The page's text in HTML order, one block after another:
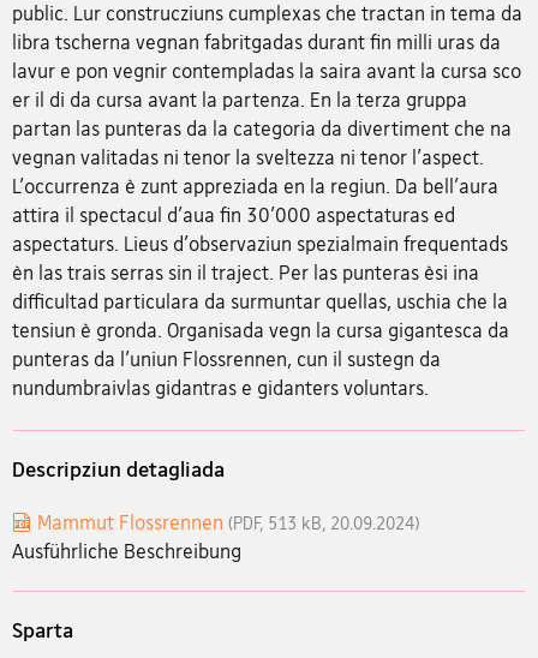
public. Lur construcziuns cumplexas che tractan in tema da
libra tscherna vegnan fabritgadas durant fin milli uras da
lavur e pon vegnir contempladas la saira avant la cursa sco
er il di da cursa avant la partenza. En la terza gruppa
partan las punteras da la categoria da divertiment che na
vegnan valitadas ni tenor la sveltezza ni tenor l'aspect.
L'occurrenza è zunt appreziada en la regiun. Da bell'aura
attira il spectacul d'aua fin 30'000 aspectaturas ed
aspectaturs. Lieus d'observaziun spezialmain frequentads
èn las trais serras sin il traject. Per las punteras èsi ina
difficultad particulara da surmuntar quellas, uschia che la
tensiun è gronda. Organisada vegn la cursa gigantesca da
punteras da l'uniun Flossrennen, cun il sustegn da
nundumbraivlas gidantras e gidanters voluntars.
Descripziun detagliada
Mammut Flossrennen (PDF, 513 kB, 20.09.2024)
Ausführliche Beschreibung
Sparta